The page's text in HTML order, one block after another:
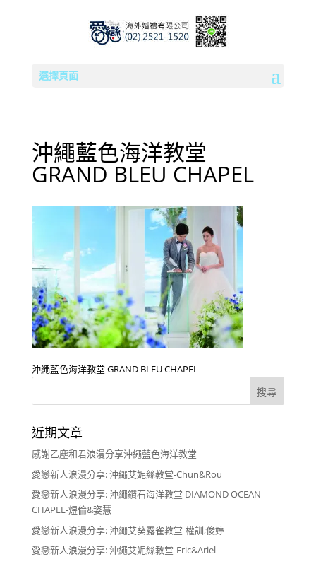
選擇頁面
沖繩藍色海洋教堂
GRAND BLEU CHAPEL
沖繩藍色海洋教堂 GRAND BLEU CHAPEL
近期文章
感謝乙塵和君浪漫分享沖繩藍色海洋教堂
愛戀新人浪漫分享: 沖繩艾妮絲教堂-Chun&Rou
愛戀新人浪漫分享: 沖繩鑽石海洋教堂 DIAMOND OCEAN
CHAPEL-煜倫&姿慧
愛戀新人浪漫分享: 沖繩艾葵露雀教堂-權訓;俊婷
愛戀新人浪漫分享: 沖繩艾妮絲教堂-Eric&Ariel